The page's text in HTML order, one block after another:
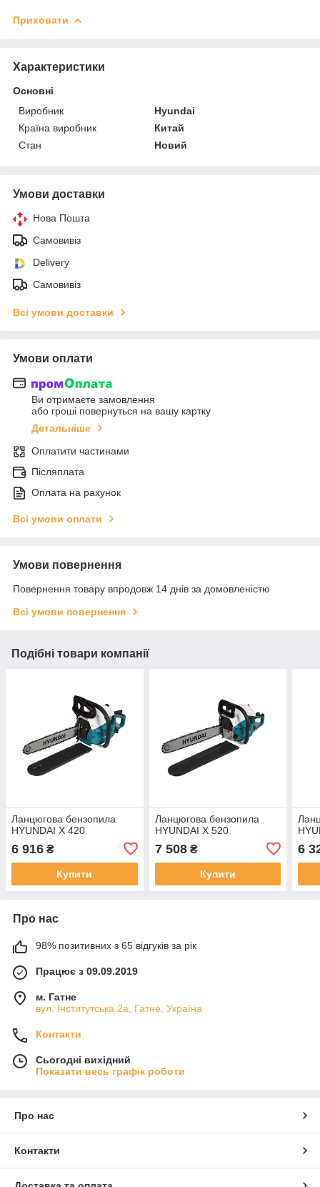
Приховати
Характеристики
Основні
Виробник
Hyundai
Країна виробник
Китай
Стан
Новий
Умови доставки
Нова Пошта
Самовивіз
Delivery
Самовивіз
Всі умови доставки
Умови оплати
Ви отримаєте замовлення
або гроші повернуться на вашу картку
Детальніше
Оплатити частинами
Післяплата
Оплата на рахунок
Всі умови оплати
Умови повернення
Повернення товару впродовж 14 днів за домовленістю
Всі умови повернення
Подібні товари компанії
Ланцюгова бензопила
HYUNDAI X 420
6 916 ₴
Купити
Ланцюгова бензопила
HYUNDAI X 520
7 508₴
Купити
6
Про нас
98% позитивних з 65 відгуків за рік
Працює з 09.09.2019
м. Гатне
вул. Інститутська 2а, Гатне, Україна
Контакти
Сьогодні вихідний
Показати весь графік роботи
Про нас
Контакти